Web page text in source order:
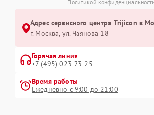
Политикой конфиденциальности
Адрес сервисного центра Trijicon в
г. Москва, ул. Чаянова 18
Горячая линия
+7 (495) 023-73-25
Время работы
Ежедневно с 9:00 до 21:00